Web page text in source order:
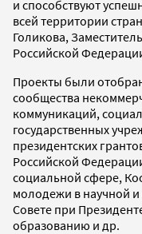
и способствуют
всей территории
Голикова,
Российской
Проекты были
сообщества
коммуникаций,
государственных
президентских
Российской
социальной сфере,
молодежи в научной
Совете при
образованию и др.